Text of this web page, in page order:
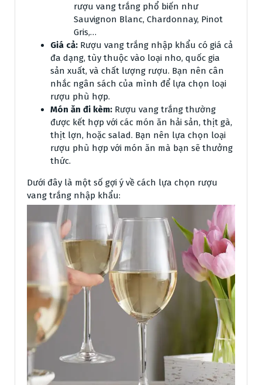
rượu vang trắng phổ biến như
Sauvignon Blanc, Chardonnay, Pinot
Gris,…
Giá cả: Rượu vang trắng nhập khẩu có giá cả
đa dạng, tùy thuộc vào loại nho, quốc gia
sản xuất, và chất lượng rượu. Bạn nên cân
nhắc ngân sách của mình để lựa chọn loại
rượu phù hợp.
Món ăn đi kèm: Rượu vang trắng thường
được kết hợp với các món ăn hải sản, thịt gà,
thịt lợn, hoặc salad. Bạn nên lựa chọn loại
rượu phù hợp với món ăn mà bạn sẽ thưởng
thức.
Dưới đây là một số gợi ý về cách lựa chọn rượu
vang trắng nhập khẩu: